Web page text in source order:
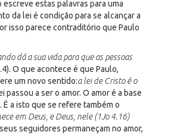
escreve estas palavras para uma
da lei é condição para se alcançar a
isso parece contraditório que Paulo
dá a sua vida para que as pessoas
O que acontece é que Paulo,
um novo sentido:a lei de Cristo é o
passou a ser o amor. O amor é a base
a isto que se refere também o
em Deus, e Deus, nele (1Jo 4.16)
seguidores permaneçam no amor,